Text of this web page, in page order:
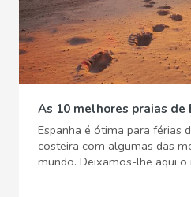
As 10 melhores praias de
Espanha é ótima para férias
costeira com algumas das
mundo. Deixamos-lhe aqui